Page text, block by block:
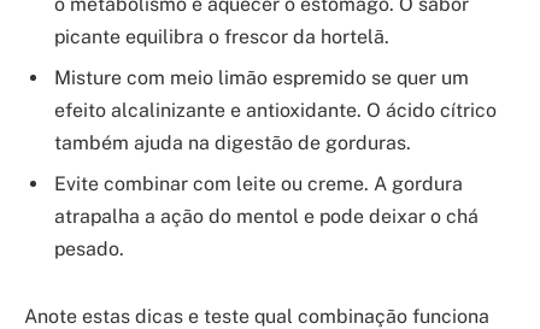
o metabolismo e aquecer o estômago. O sabor
picante equilibra o frescor da hortelã.
Misture com meio limão espremido se quer um
efeito alcalinizante e antioxidante. O ácido cítrico
também ajuda na digestão de gorduras.
Evite combinar com leite ou creme. A gordura
atrapalha a ação do mentol e pode deixar o chá
pesado.
Anote estas dicas e teste qual combinação funciona